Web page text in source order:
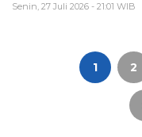
Senin, 27 Juli 2026 - 21:01 WIB
Paginasi
1 2